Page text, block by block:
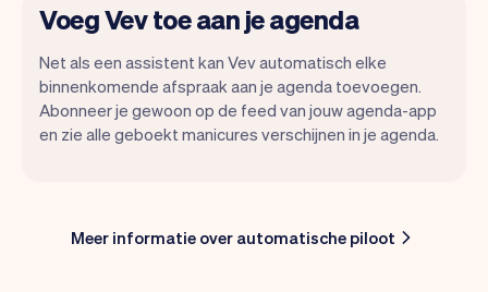
Voeg Vev toe aan je agenda
Net als een assistent kan Vev automatisch elke
binnenkomende afspraak aan je agenda toevoegen.
Abonneer je gewoon op de feed van jouw agenda-app
en zie alle geboekt manicures verschijnen in je agenda.
Meer informatie over automatische piloot